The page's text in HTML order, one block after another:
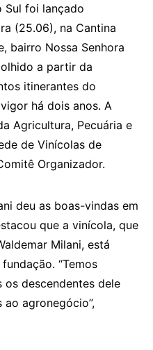
Sul foi lançado
(25.06), na Cantina
bairro Nossa Senhora
a partir da
itinerantes do
há dois anos. A
Agricultura, Pecuária e
de Vinícolas de
Organizador.
deu as boas-vindas em
que a vinícola, que
Milani, está
“Temos
descendentes dele
agronegócio”,